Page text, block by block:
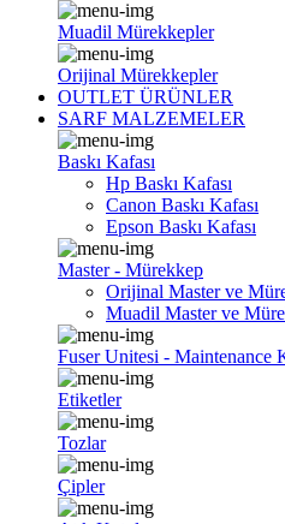
Muadil Mürekkepler
Orijinal Mürekkepler
OUTLET ÜRÜNLER
SARF MALZEMELER
Baskı Kafası
Hp Baskı Kafası
Canon Baskı Kafası
Epson Baskı Kafası
Master - Mürekkep
Orijinal Master ve
Muadil Master ve
Fuser Unitesi - Maintenance
Etiketler
Tozlar
Çipler